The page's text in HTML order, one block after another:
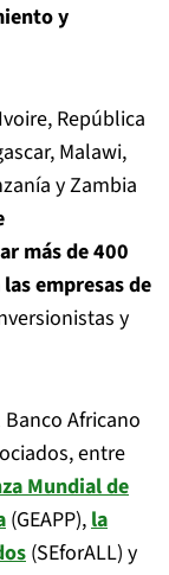
y
República
Malawi,
y Zambia
más de 400
empresas de
y
Africano
entre
Mundial de
(GEAPP), la
(SEforALL) y